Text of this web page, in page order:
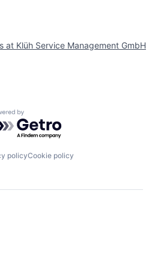
at Klüh Service Management GmbH
by Getro.com
policyCookie policy